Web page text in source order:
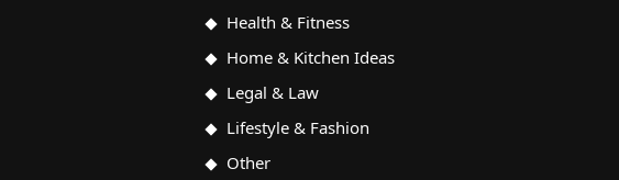
Health & Fitness
Home & Kitchen Ideas
Legal & Law
Lifestyle & Fashion
Other